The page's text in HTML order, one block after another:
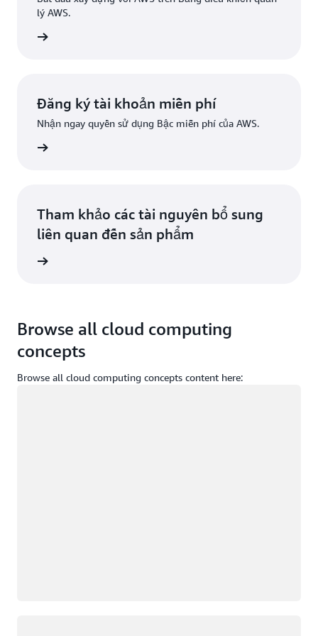
lý AWS.
Đăng ký tài khoản miễn phí
Nhận ngay quyền sử dụng Bậc miễn phí của AWS.
Tham khảo các tài nguyên bổ sung
liên quan đến sản phẩm
Browse all cloud computing
concepts
Browse all cloud computing concepts content here: